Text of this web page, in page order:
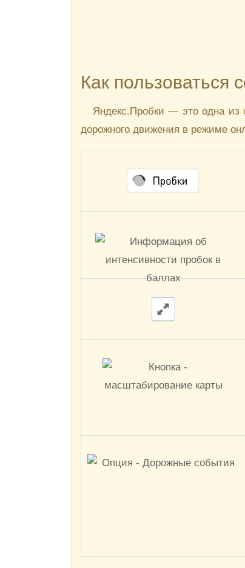
Как пользоваться
Яндекс.Пробки — это одна из
дорожного движения в режиме